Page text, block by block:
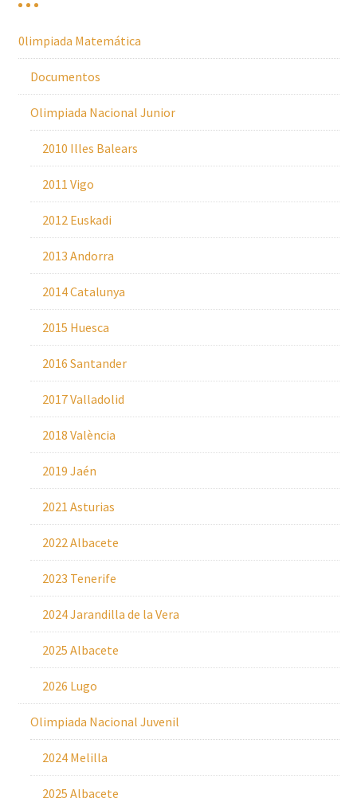
0limpiada Matemática
Documentos
Olimpiada Nacional Junior
2010 Illes Balears
2011 Vigo
2012 Euskadi
2013 Andorra
2014 Catalunya
2015 Huesca
2016 Santander
2017 Valladolid
2018 València
2019 Jaén
2021 Asturias
2022 Albacete
2023 Tenerife
2024 Jarandilla de la Vera
2025 Albacete
2026 Lugo
Olimpiada Nacional Juvenil
2024 Melilla
2025 Albacete